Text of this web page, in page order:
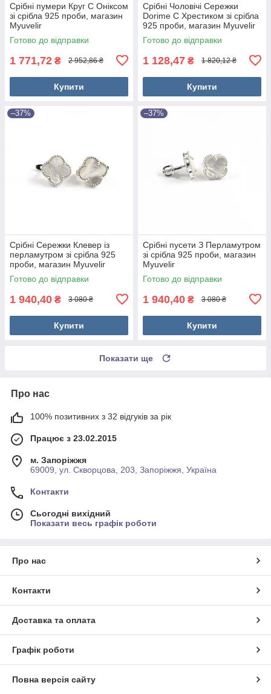
Срібні пумери Круг С Оніксом
зі срібла 925 проби, магазин
Myuvelir
Готово до відправки
1 771,72 ₴ 2 952,86 ₴
Купити
Срібні Чоловічі Сережки
Dorime C Хрестиком зі срібла
925 проби, магазин Myuvelir
Готово до відправки
1 128,47 ₴ 1 820,12 ₴
Купити
–37%
Срібні Сережки Клевер із
перламутром зі срібла 925
проби, магазин Myuvelir
Готово до відправки
1 940,40 ₴ 3 080 ₴
Купити
–37%
Срібні пусети З Перламутром
зі срібла 925 проби, магазин
Myuvelir
Готово до відправки
1 940,40 ₴ 3 080 ₴
Купити
Показати ще
Про нас
100% позитивних з 32 відгуків за рік
Працює з 23.02.2015
м. Запоріжжя
69009, ул. Скворцова, 203, Запоріжжя, Україна
Контакти
Сьогодні вихідний
Показати весь графік роботи
Про нас
Контакти
Доставка та оплата
Графік роботи
Повна версія сайту